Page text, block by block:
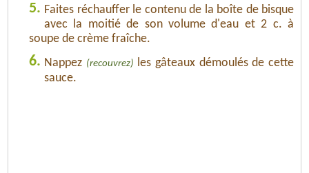
5. Faites réchauffer le contenu de la boîte de bisque
avec la moitié de son volume d'eau et 2 c. à
soupe de crème fraîche.
6. Nappez (recouvrez)
les gâteaux démoulés de cette
sauce.